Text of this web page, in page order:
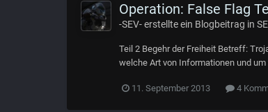
Operation: False Flag
-SEV-erstellte ein Blogbeitrag in
Teil 2 Begehr der Freiheit Betreff:
welche Art von Informationen und
11. September 2013 4